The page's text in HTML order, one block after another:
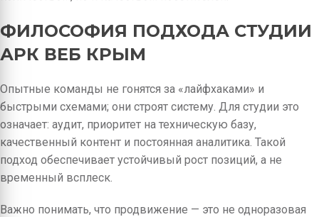
ФИЛОСОФИЯ ПОДХОДА СТУДИИ
АРК ВЕБ КРЫМ
Опытные команды не гонятся за «лайфхаками» и
быстрыми схемами; они строят систему. Для студии это
означает: аудит, приоритет на техническую базу,
качественный контент и постоянная аналитика. Такой
подход обеспечивает устойчивый рост позиций, а не
временный всплеск.
Важно понимать, что продвижение — это не одноразовая